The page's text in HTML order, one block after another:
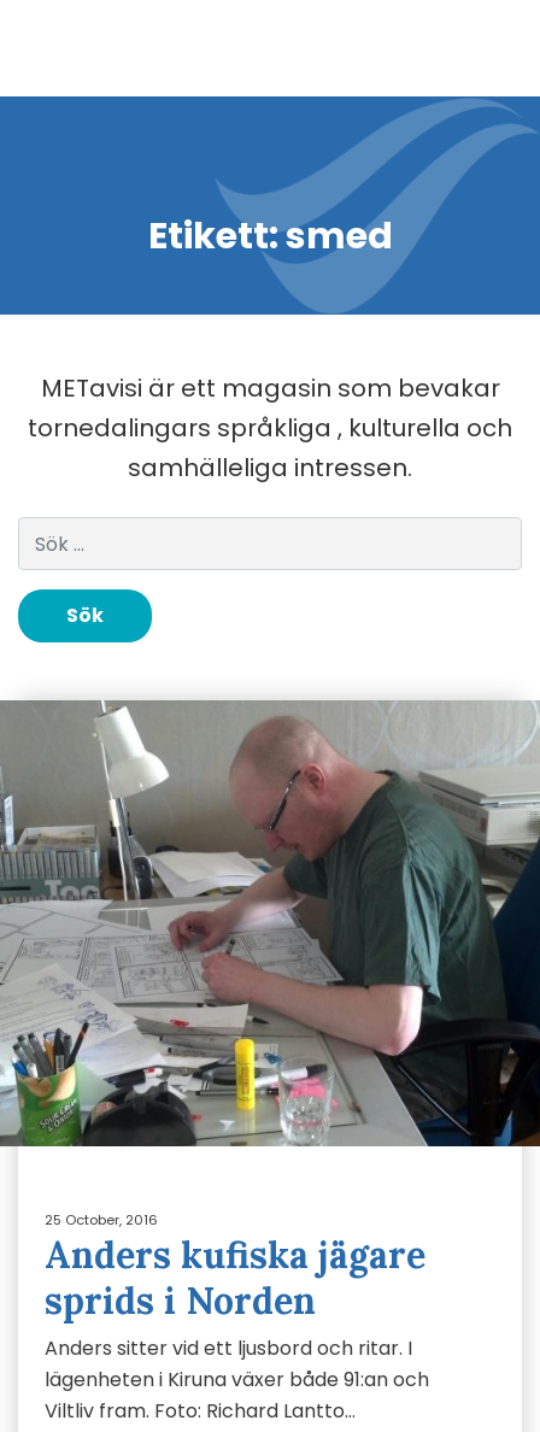
Etikett:smed
METavisi är ett magasin som bevakar
tornedalingars språkliga , kulturella och
samhälleliga intressen.
Sök efter:
25 October, 2016
Anders kufiska jägare
sprids i Norden
Anders sitter vid ett ljusbord och ritar. I
lägenheten i Kiruna växer både 91:an och
Viltliv fram. Foto: Richard Lantto…